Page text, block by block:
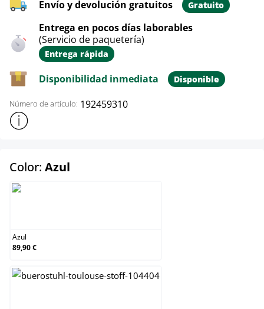
Envío y devolución gratuitos Gratuito
Entrega en pocos días laborables
(Servicio de paquetería)
Entrega rápida
Disponibilidad inmediata Disponible
Número de artículo: 192459310
Mostrar más información sobre el producto
Color: Azul
Azul
89,90 €